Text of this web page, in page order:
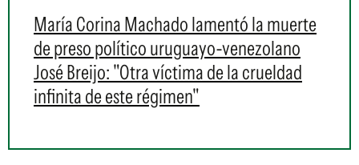
María Corina Machado lamentó la muerte
de preso político uruguayo-venezolano
José Breijo: "Otra víctima de la crueldad
infinita de este régimen"